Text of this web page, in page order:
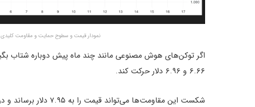
نمودار قیمت و سطوح حمایت و مقاومت کلیدی IP – منبع: TradingView
۶.۶۶ و ۶.۹۶ دلار حرکت کند.